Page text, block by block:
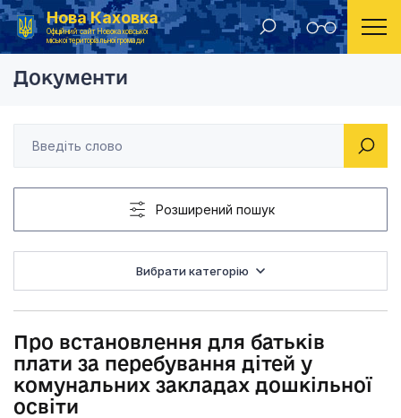
Нова Каховка
Офіційний сайт Новокаховської
міської територіальної громади
Головна Рішення виконавчого комітету Новокаховської міської ради 2019 року Про встановлення
Документи
Розширений пошук
Вибрати категорію
Про встановлення для батьків
плати за перебування дітей у
комунальних закладах дошкільної
освіти